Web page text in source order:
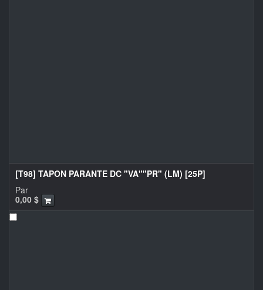
[T98] TAPON PARANTE DC "VA""PR" (LM) [25P]
0,00 $
Par